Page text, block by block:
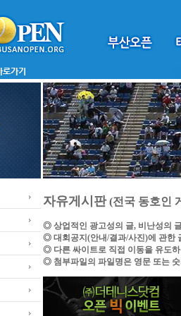
자유게시판(전국 동호인
◎ 상업적인 광고성의 글, 비난성의
◎ 대회공지(안내/결과/사진)에 관한
◎ 다른 싸이트로 직접 이동을 유도
◎ 첨부파일의 파일명은 영문 또는